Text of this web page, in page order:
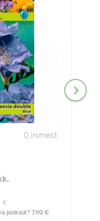
0 inimest
€
jooksul:* 7.90 €